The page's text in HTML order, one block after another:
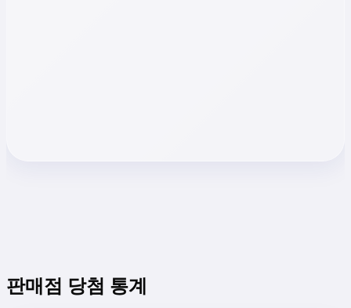
판매점 당첨 통계